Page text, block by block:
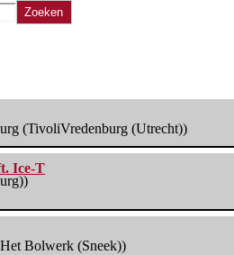
Zoeken
(TivoliVredenburg (Utrecht))
Ice-T
Bolwerk (Sneek))